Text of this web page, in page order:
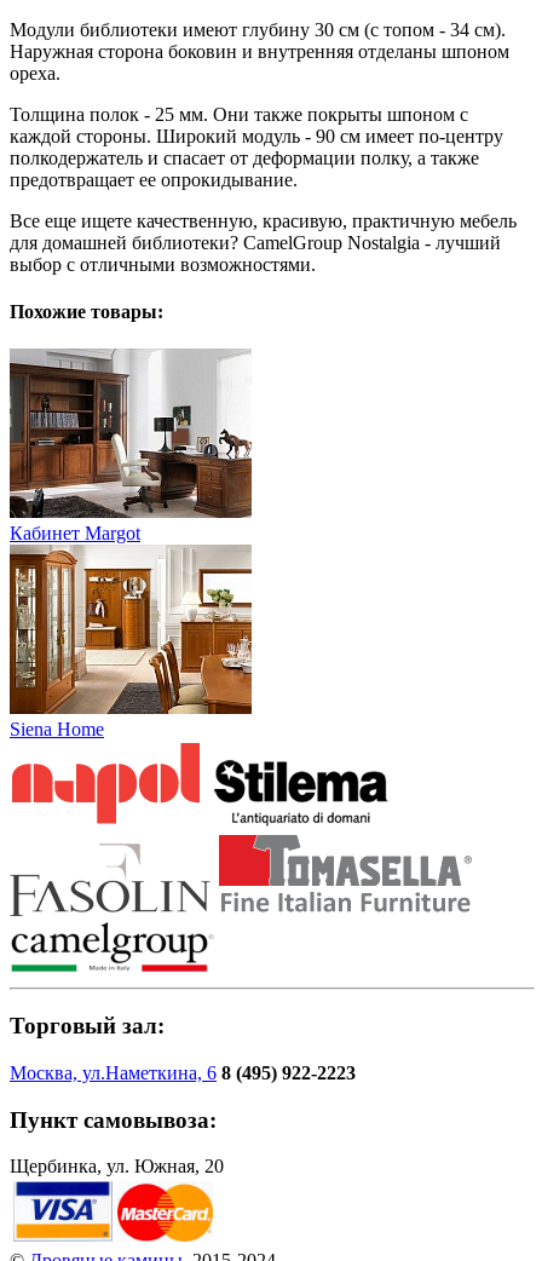
Модули библиотеки имеют глубину 30 см (с топом - 34 см).
Наружная сторона боковин и внутренняя отделаны шпоном
ореха.
Толщина полок - 25 мм. Они также покрыты шпоном с
каждой стороны. Широкий модуль - 90 см имеет по-центру
полкодержатель и спасает от деформации полку, а также
предотвращает ее опрокидывание.
Все еще ищете качественную, красивую, практичную мебель
для домашней библиотеки? CamelGroup Nostalgia - лучший
выбор с отличными возможностями.
Похожие товары:
Кабинет Margot
Siena Home
Торговый зал:
Москва, ул.Наметкина, 6 8 (495) 922-2223
Пункт самовывоза:
Щербинка, ул. Южная, 20